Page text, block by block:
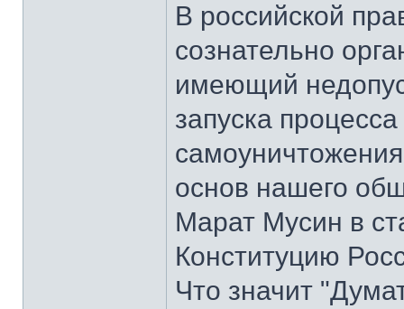
В российской
сознательно
имеющий
запуска
основ нашего
Марат Мусин в
Конституцию
Что значит